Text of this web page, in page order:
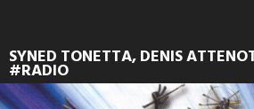
SYNED TONETTA, DENIS
#RADIO